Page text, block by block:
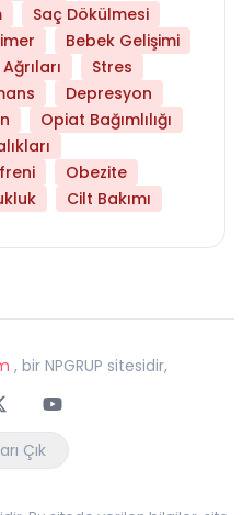
Saç Dökülmesi
Bebek Gelişimi
Stres
Depresyon
Opiat Bağımlılığı
Obezite
Cilt Bakımı
, bir NPGRUP sitesidir,
Youtube
Çık